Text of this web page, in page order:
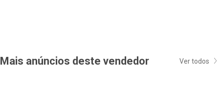
Mais anúncios deste vendedor Ver todos